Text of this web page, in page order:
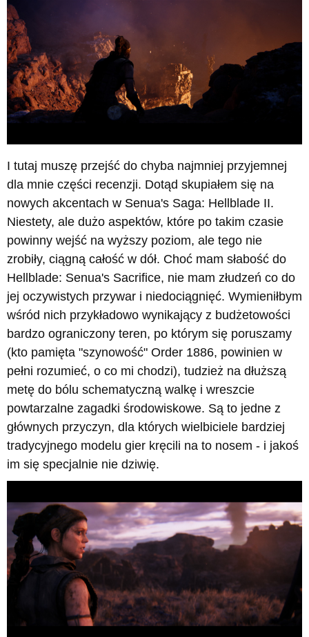
I tutaj muszę przejść do chyba najmniej przyjemnej
dla mnie części recenzji. Dotąd skupiałem się na
nowych akcentach w Senua's Saga: Hellblade II.
Niestety, ale dużo aspektów, które po takim czasie
powinny wejść na wyższy poziom, ale tego nie
zrobiły, ciągną całość w dół. Choć mam słabość do
Hellblade: Senua's Sacrifice, nie mam złudzeń co do
jej oczywistych przywar i niedociągnięć. Wymieniłbym
wśród nich przykładowo wynikający z budżetowości
bardzo ograniczony teren, po którym się poruszamy
(kto pamięta "szynowość" Order 1886, powinien w
pełni rozumieć, o co mi chodzi), tudzież na dłuższą
metę do bólu schematyczną walkę i wreszcie
powtarzalne zagadki środowiskowe. Są to jedne z
głównych przyczyn, dla których wielbiciele bardziej
tradycyjnego modelu gier kręcili na to nosem - i jakoś
im się specjalnie nie dziwię.